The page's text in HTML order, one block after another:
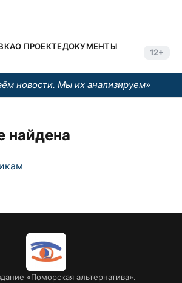
О ПРОЕКТЕДОКУМЕНТЫ
12+
новости. Мы их анализируем»
найдена
«Поморская альтернатива».